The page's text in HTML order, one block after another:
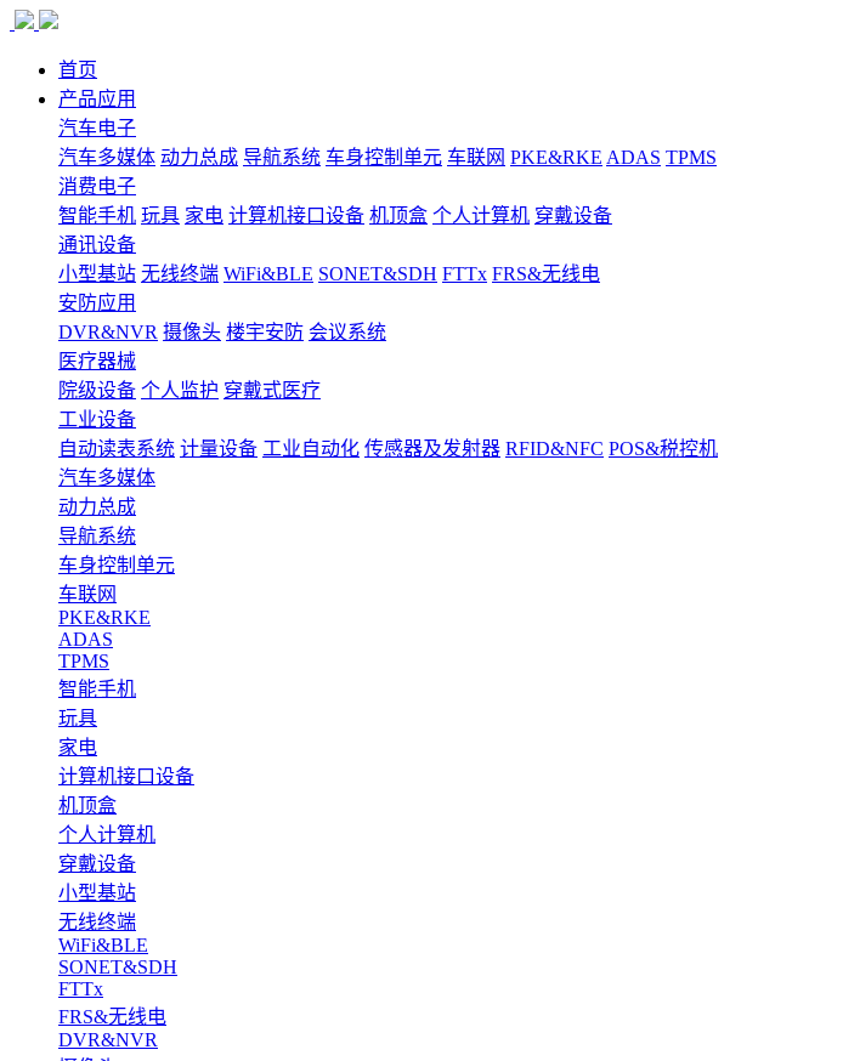
首页
产品应用
汽车电子
汽车多媒体 动力总成 导航系统 车身控制单元 车联网 PKE&RKE ADAS TPMS
消费电子
智能手机 玩具 家电 计算机接口设备 机顶盒 个人计算机 穿戴设备
通讯设备
小型基站 无线终端 WiFi&BLE SONET&SDH FTTx FRS&无线电
安防应用
DVR&NVR 摄像头 楼宇安防 会议系统
医疗器械
院级设备 个人监护 穿戴式医疗
工业设备
自动读表系统 计量设备 工业自动化 传感器及发射器 RFID&NFC POS&税控机
汽车多媒体
动力总成
导航系统
车身控制单元
车联网
PKE&RKE
ADAS
TPMS
智能手机
玩具
家电
计算机接口设备
机顶盒
个人计算机
穿戴设备
小型基站
无线终端
WiFi&BLE
SONET&SDH
FTTx
FRS&无线电
DVR&NVR